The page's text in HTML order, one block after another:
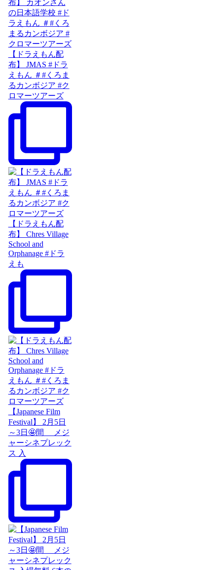
【ドラえもん配
布】 JMAS #ドラ
えもん ＃#くろま
るカンボジア #ク
ロマーツアーズ
【ドラえもん配
布】 Chres Village
School and
Orphanage #ドラ
えも
【Japanese Film
Festival】 2月5日
～3日🤩間 メジ
ャーシネプレック
ス 入